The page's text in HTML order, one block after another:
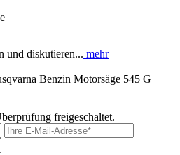
und diskutieren... mehr
Benzin Motorsäge 545 G
freigeschaltet.